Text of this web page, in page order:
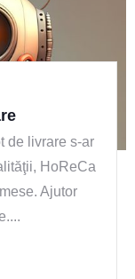
de livrare s-ar
HoReCa
Ajutor